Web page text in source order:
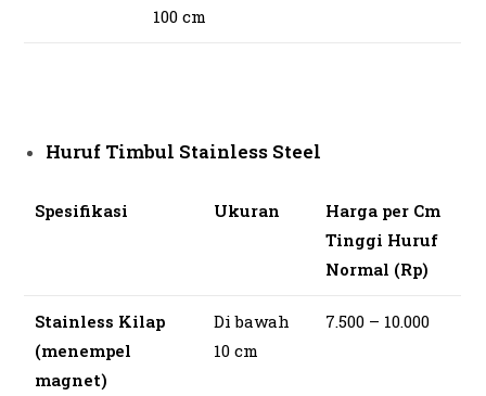
100 cm
Huruf Timbul Stainless Steel
Spesifikasi Ukuran
Harga per Cm
Tinggi Huruf
Normal (Rp)
Stainless Kilap
(menempel
magnet)
Di bawah
10 cm
7.500 – 10.000